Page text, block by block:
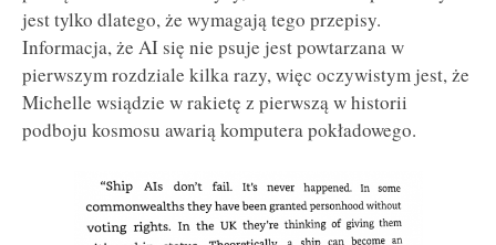
jest tylko dlatego, że wymagają tego przepisy.
Informacja, że AI się nie psuje jest powtarzana w
pierwszym rozdziale kilka razy, więc oczywistym jest, że
Michelle wsiądzie w rakietę z pierwszą w historii
podboju kosmosu awarią komputera pokładowego.